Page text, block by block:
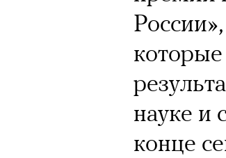
науке и
конце